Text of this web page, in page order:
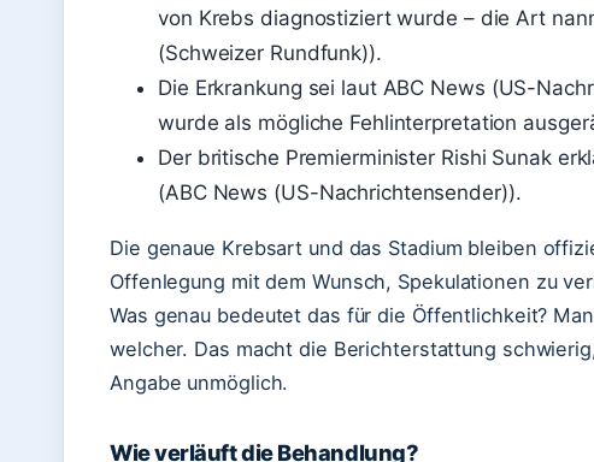
von Krebs diagnostiziert wurde – die Art
(Schweizer Rundfunk)).
Die Erkrankung sei laut ABC News (US-
wurde als mögliche Fehlinterpretation
Der britische Premierminister Rishi Sunak
(ABC News (US-Nachrichtensender)).
Die genaue Krebsart und das Stadium bleiben
Offenlegung mit dem Wunsch, Spekulationen zu
Was genau bedeutet das für die Öffentlichkeit?
welcher. Das macht die Berichterstattung
Angabe unmöglich.
Wie verläuft die Behandlung?